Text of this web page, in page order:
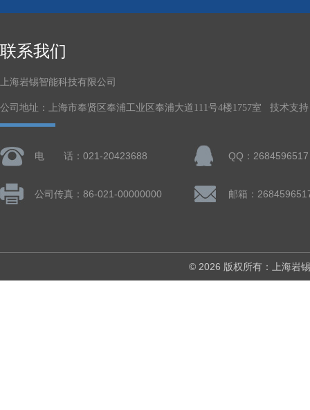
联系我们
上海岩锡智能科技有限公司
公司地址：上海市奉贤区奉浦工业区奉浦大道111号4楼1757室 技术支
电 话：021-20423688 QQ：2684596517
公司传真：86-021-00000000 邮箱：
© 2026 版权所有：上海岩